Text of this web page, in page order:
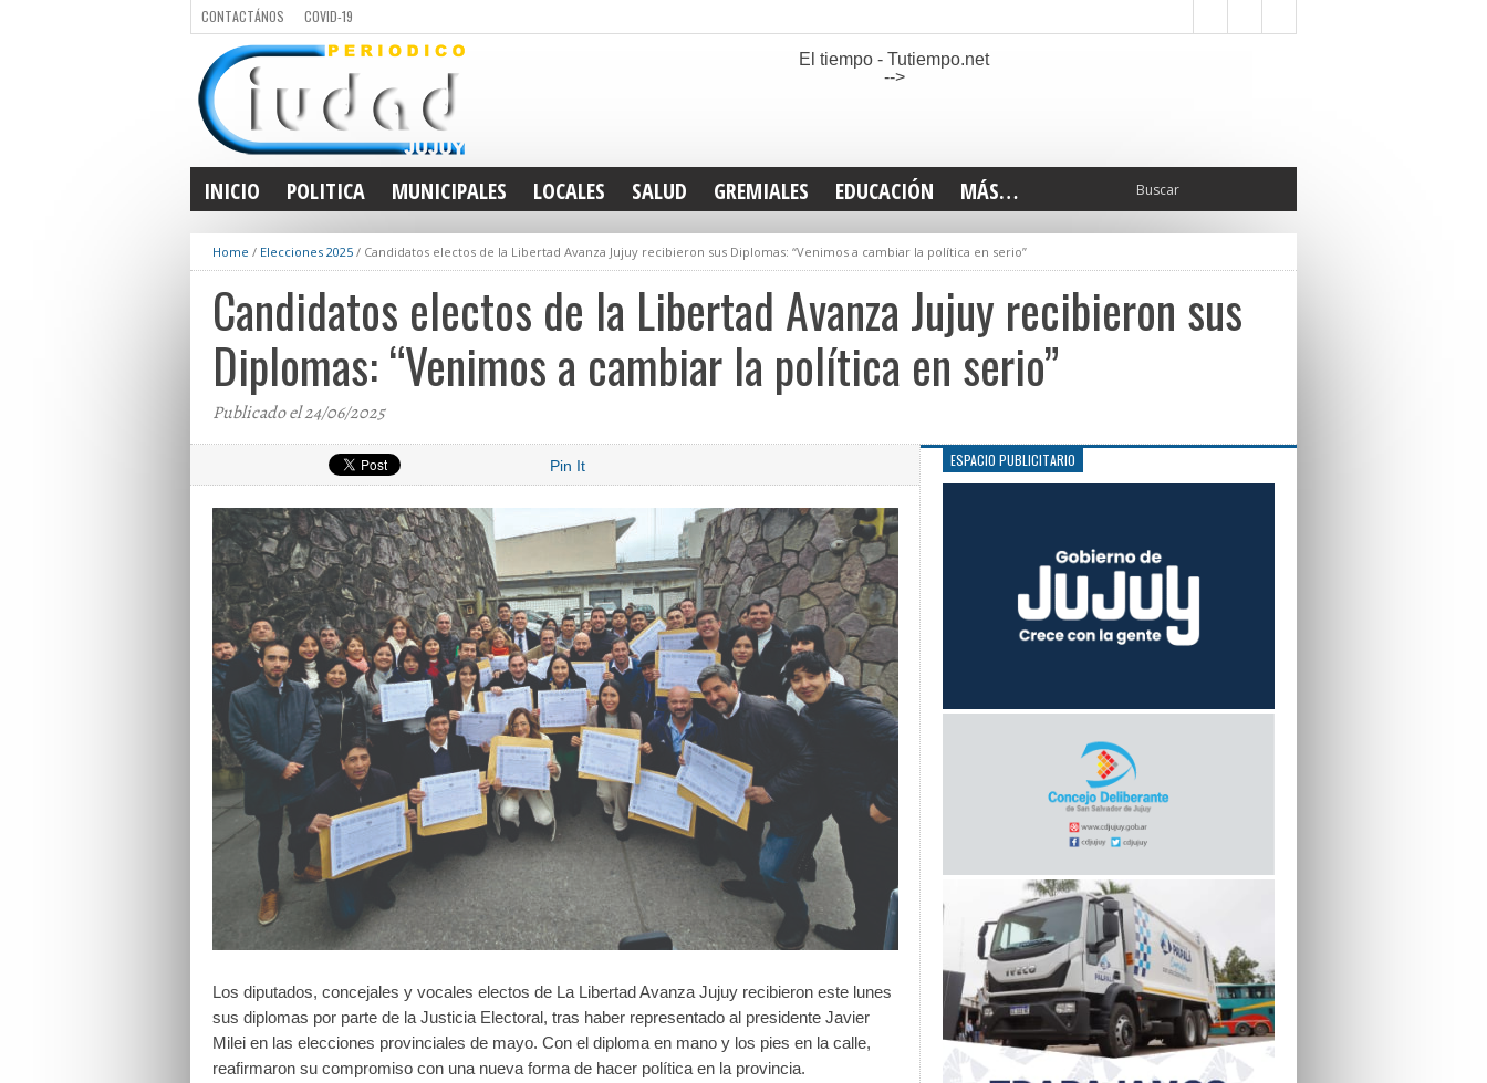
CONTACTÁNOS COVID-19
El tiempo - Tutiempo.net
-->
INICIO POLITICA MUNICIPALES LOCALES SALUD GREMIALES EDUCACIÓN MÁS…
INTERIOR
DEPORTES
ELECCIONES 2025
LEGISLATIVO
TURISMO
CULTURA
Home / Elecciones 2025 / Candidatos electos de la Libertad Avanza Jujuy recibieron sus Diplomas: “Venimos a cambiar la política en serio”
Candidatos electos de la Libertad Avanza Jujuy recibieron sus
Diplomas: “Venimos a cambiar la política en serio”
Publicado el 24/06/2025
Pin It
Los diputados, concejales y vocales electos de La Libertad Avanza Jujuy recibieron este lunes
sus diplomas por parte de la Justicia Electoral, tras haber representado al presidente Javier
Milei en las elecciones provinciales de mayo. Con el diploma en mano y los pies en la calle,
reafirmaron su compromiso con una nueva forma de hacer política en la provincia.
ESPACIO PUBLICITARIO